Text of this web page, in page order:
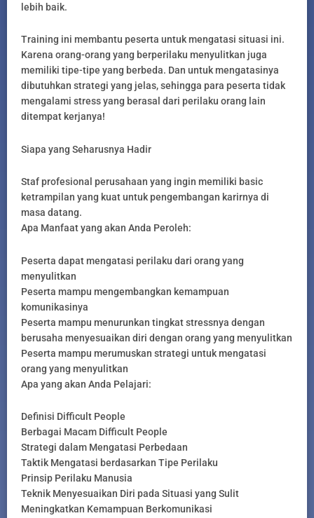
lebih baik.
Training ini membantu peserta untuk mengatasi situasi ini.
Karena orang-orang yang berperilaku menyulitkan juga
memiliki tipe-tipe yang berbeda. Dan untuk mengatasinya
dibutuhkan strategi yang jelas, sehingga para peserta tidak
mengalami stress yang berasal dari perilaku orang lain
ditempat kerjanya!
Siapa yang Seharusnya Hadir
Staf profesional perusahaan yang ingin memiliki basic
ketrampilan yang kuat untuk pengembangan karirnya di
masa datang.
Apa Manfaat yang akan Anda Peroleh:
Peserta dapat mengatasi perilaku dari orang yang
menyulitkan
Peserta mampu mengembangkan kemampuan
komunikasinya
Peserta mampu menurunkan tingkat stressnya dengan
berusaha menyesuaikan diri dengan orang yang menyulitkan
Peserta mampu merumuskan strategi untuk mengatasi
orang yang menyulitkan
Apa yang akan Anda Pelajari:
Definisi Difficult People
Berbagai Macam Difficult People
Strategi dalam Mengatasi Perbedaan
Taktik Mengatasi berdasarkan Tipe Perilaku
Prinsip Perilaku Manusia
Teknik Menyesuaikan Diri pada Situasi yang Sulit
Meningkatkan Kemampuan Berkomunikasi